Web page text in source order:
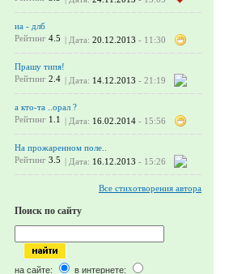
иа - длб
Рейтинг 4.5 | Дата: 20.12.2013 - 11:30
Прашу типя!
Рейтинг 2.4 | Дата: 14.12.2013 - 21:19
а кто-та ..орал ?
Рейтинг 1.1 | Дата: 16.02.2014 - 15:56
На прожаренном поле..
Рейтинг 3.5 | Дата: 16.12.2013 - 15:26
Все стихотворения автора
Поиск по сайту
на сайте: в интернете: